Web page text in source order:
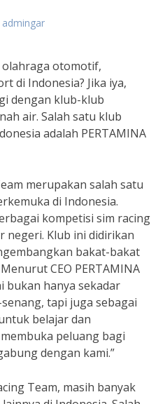
admingar
olahraga otomotif,
di Indonesia? Jika iya,
dengan klub-klub
air. Salah satu klub
adalah PERTAMINA
merupakan salah satu
di Indonesia.
kompetisi sim racing
negeri. Klub ini didirikan
bakat-bakat
CEO PERTAMINA
bukan hanya sekadar
tapi juga sebagai
belajar dan
peluang bagi
dengan kami.”
Team, masih banyak